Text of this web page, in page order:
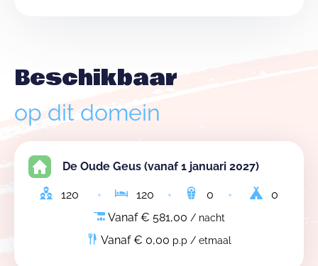
Beschikbaar
op dit domein
De Oude Geus (vanaf 1 januari 2027)
120 120 0
0
Vanaf € 581,00 / nacht
Vanaf € 0,00 p.p / etmaal